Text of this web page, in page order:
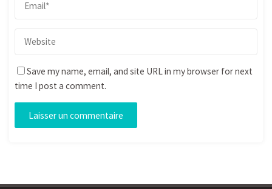
Save my name, email, and site URL in my browser for next
time I post a comment.